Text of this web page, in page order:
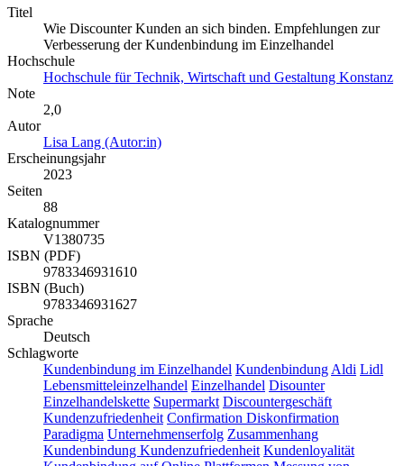
Titel
Wie Discounter Kunden an sich binden. Empfehlungen zur
Verbesserung der Kundenbindung im Einzelhandel
Hochschule
Hochschule für Technik, Wirtschaft und Gestaltung Konstanz
Note
2,0
Autor
Lisa Lang (Autor:in)
Erscheinungsjahr
2023
Seiten
88
Katalognummer
V1380735
ISBN (PDF)
9783346931610
ISBN (Buch)
9783346931627
Sprache
Deutsch
Schlagworte
Kundenbindung im Einzelhandel Kundenbindung Aldi Lidl
Lebensmitteleinzelhandel Einzelhandel Disounter
Einzelhandelskette Supermarkt Discountergeschäft
Kundenzufriedenheit Confirmation Diskonfirmation
Paradigma Unternehmenserfolg Zusammenhang
Kundenbindung Kundenzufriedenheit Kundenloyalität